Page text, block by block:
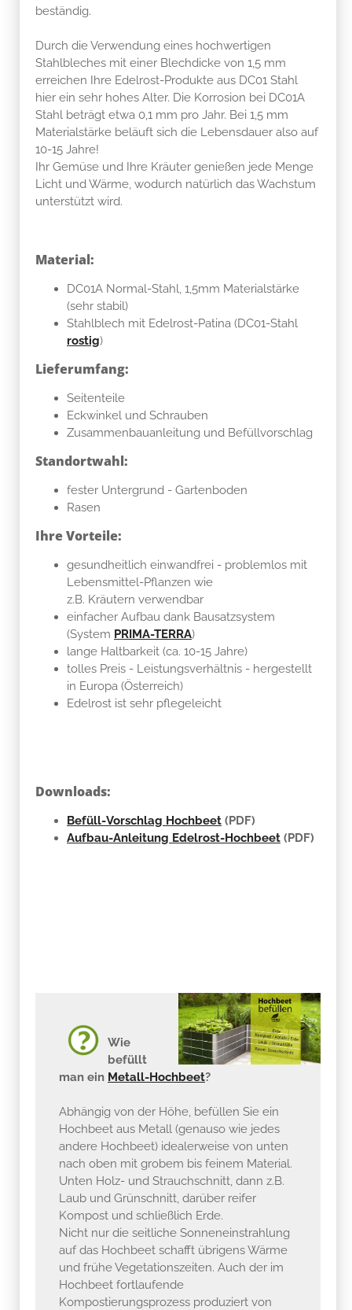
beständig.
Durch die Verwendung eines hochwertigen
Stahlbleches mit einer Blechdicke von 1,5 mm
erreichen Ihre Edelrost-Produkte aus DC01 Stahl
hier ein sehr hohes Alter. Die Korrosion bei DC01A
Stahl beträgt etwa 0,1 mm pro Jahr. Bei 1,5 mm
Materialstärke beläuft sich die Lebensdauer also auf
10-15 Jahre!
Ihr Gemüse und Ihre Kräuter genießen jede Menge
Licht und Wärme, wodurch natürlich das Wachstum
unterstützt wird.
Material:
DC01A Normal-Stahl, 1,5mm Materialstärke
(sehr stabil)
Stahlblech mit Edelrost-Patina (DC01-Stahl
rostig)
Lieferumfang:
Seitenteile
Eckwinkel und Schrauben
Zusammenbauanleitung und Befüllvorschlag
Standortwahl:
fester Untergrund - Gartenboden
Rasen
Ihre Vorteile:
gesundheitlich einwandfrei - problemlos mit
Lebensmittel-Pflanzen wie
z.B. Kräutern verwendbar
einfacher Aufbau dank Bausatzsystem
(System PRIMA-TERRA)
lange Haltbarkeit (ca. 10-15 Jahre)
tolles Preis - Leistungsverhältnis - hergestellt
in Europa (Österreich)
Edelrost ist sehr pflegeleicht
Downloads:
Befüll-Vorschlag Hochbeet (PDF)
Aufbau-Anleitung Edelrost-Hochbeet (PDF)
Wie
befüllt
man ein Metall-Hochbeet?
Abhängig von der Höhe, befüllen Sie ein
Hochbeet aus Metall (genauso wie jedes
andere Hochbeet) idealerweise von unten
nach oben mit grobem bis feinem Material.
Unten Holz- und Strauchschnitt, dann z.B.
Laub und Grünschnitt, darüber reifer
Kompost und schließlich Erde.
Nicht nur die seitliche Sonneneinstrahlung
auf das Hochbeet schafft übrigens Wärme
und frühe Vegetationszeiten. Auch der im
Hochbeet fortlaufende
Kompostierungsprozess produziert von